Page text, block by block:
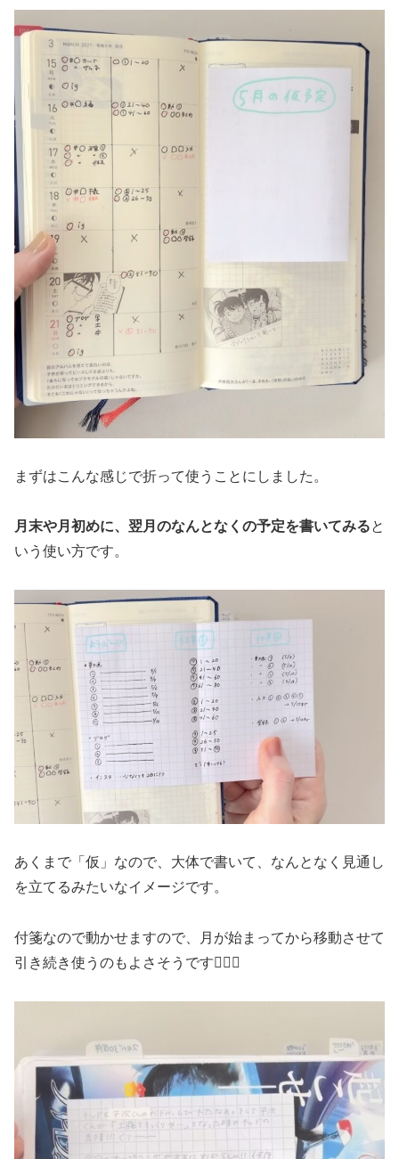
まずはこんな感じで折って使うことにしました。
月末や月初めに、翌月のなんとなくの予定を書いてみると
いう使い方です。
あくまで「仮」なので、大体で書いて、なんとなく見通し
を立てるみたいなイメージです。
付箋なので動かせますので、月が始まってから移動させて
引き続き使うのもよさそうです🙆🏻‍♀️